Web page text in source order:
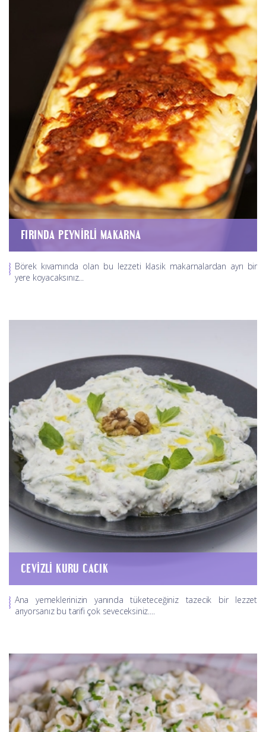
FIRINDA PEYNIRLI MAKARNA
Börek kıvamında olan bu lezzeti klasik makarnalardan ayrı bir
yere koyacaksınız...
CEVIZLI KURU CACIK
Ana yemeklerinizin yanında tüketeceğiniz tazecik bir lezzet
arıyorsanız bu tarifi çok seveceksiniz....